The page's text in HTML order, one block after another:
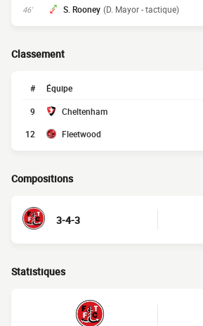
46' S. Rooney (D. Mayor - tactique)
Classement
# Équipe
9 Cheltenham
12
Fleetwood
Compositions
3-4-3
Statistiques